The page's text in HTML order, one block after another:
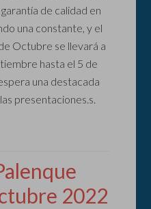
de calidad en
una constante, y el
Octubre se llevará a
hasta el 5 de
una destacada
presentaciones.s.
2022